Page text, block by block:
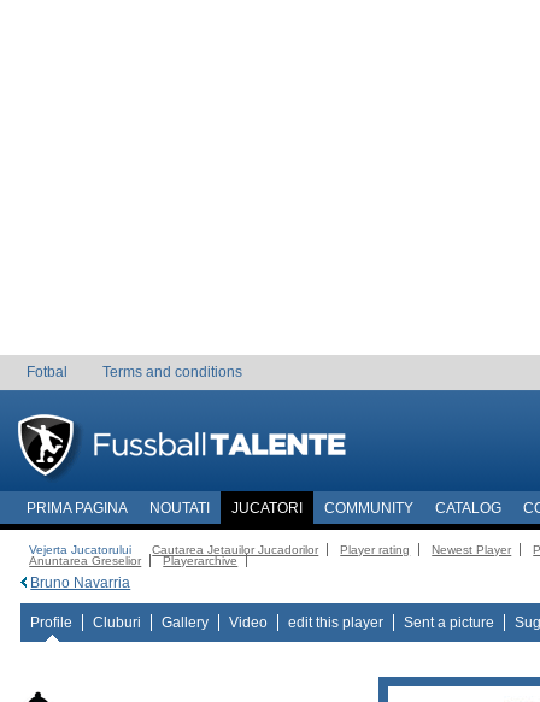
Fotbal Terms and conditions
PRIMA PAGINA NOUTATI JUCATORI COMMUNITY CATALOG
Vejerta Jucatorului Cautarea Jetauilor Jucadorilor Player rating Newest Player
Anuntarea Greselior
Playerarchive
Bruno Navarria
Profile Cluburi Gallery Video edit this player Sent a picture